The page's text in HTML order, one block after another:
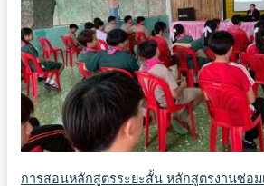
การสอนหลักสูตรระยะสั้น หลักสูตรงานซ่อม